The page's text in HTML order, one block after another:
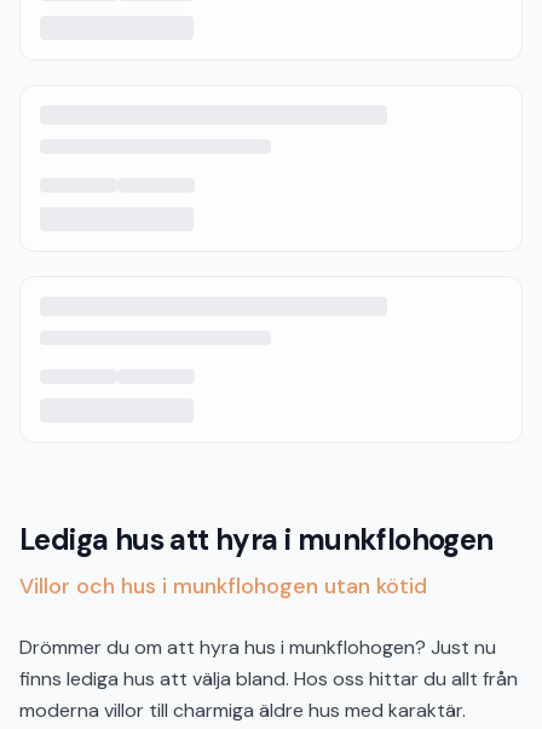
Lediga hus att hyra i munkflohogen
Villor och hus i munkflohogen utan kötid
Drömmer du om att hyra hus i munkflohogen? Just nu
finns lediga hus att välja bland. Hos oss hittar du allt från
moderna villor till charmiga äldre hus med karaktär.